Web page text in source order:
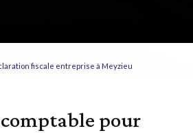
fiscale entreprise à Meyzieu
pour